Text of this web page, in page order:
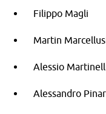
Filippo Magli
Martin
Alessio
Alessandro